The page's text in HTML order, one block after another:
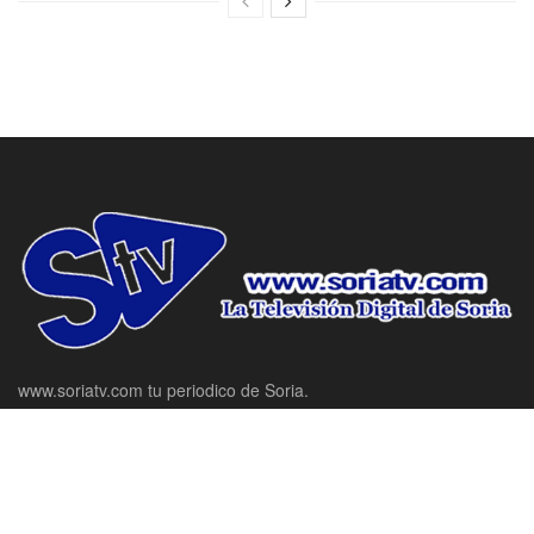
www.soriatv.com tu periodico de Soria.
Domicilio social: C/ Antolín de Soria Nº10, Bajo, Soria.